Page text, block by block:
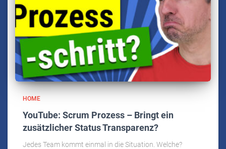
HOME
YouTube: Scrum Prozess – Bringt ein
zusätzlicher Status Transparenz?
Jedes Team kommt einmal in die Situation. Welche?